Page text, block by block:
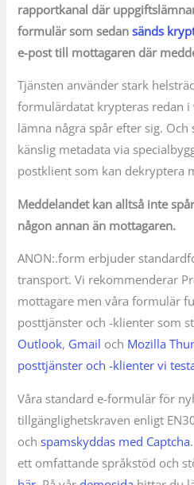
rapportkanal där
formulär som sedansänds
e-post till mottagaren där
Tjänsten använder stark
formulärdatat krypteras redan i
lämna några spår efter sig. Och
känslig metadata via
postklient som kan dekryptera
Meddelandet kan alltså inte
någon annan än mottagaren.
ANON:.form erbjuder
transport. Vi rekommenderar
mottagare men våra formulär
posttjänster och -klienter som
Outlook, Gmail och Mozilla
posttjänster och -klienter vi
Våra standard e-formulär för
tillgänglighetskraven enligt
ochspamskyddas med Captcha
ett omfattande språkstöd och